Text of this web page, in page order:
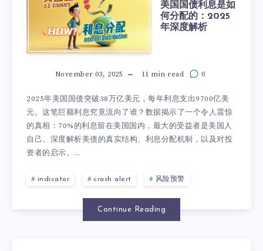
美国国债利息是如
何分配的：2025
年深度解析
November 03, 2025 11 min read 0
2025年美国国债突破38万亿美元，每年利息支出9700亿美
元。这笔巨额利息究竟流向了谁？数据揭示了一个令人震惊
的真相：70%的利息留在美国国内，最大的受益者是美国人
自己。深度解析美债的真实结构、利息分配机制，以及对投
资者的启示。...
indicator crash alert 风险预警
Continue Reading